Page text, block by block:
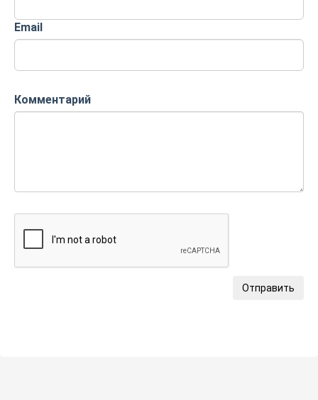
Email
Комментарий
Отправить